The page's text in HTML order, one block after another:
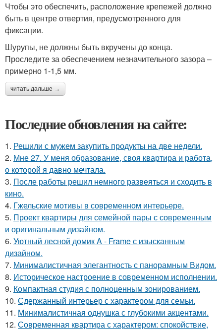
Чтобы это обеспечить, расположение крепежей должно
быть в центре отвертия, предусмотренного для
фиксации.
Шурупы, не должны быть вкручены до конца.
Проследите за обеспечением незначительного зазора –
примерно 1-1,5 мм.
читать дальше →
Последние обновления на сайте:
1. Решили с мужем закупить продукты на две недели.
2. Мне 27. У меня образование, своя квартира и работа,
о которой я давно мечтала.
3. После работы решил немного развеяться и сходить в
кино.
4. Гжельские мотивы в современном интерьере.
5. Проект квартиры для семейной пары с современным
и оригинальным дизайном.
6. Уютный лесной домик A - Frame с изысканным
дизайном.
7. Минималистичная элегантность с панорамным Видом.
8. Историческое настроение в современном исполнении.
9. Компактная студия с полноценным зонированием.
10. Сдержанный интерьер с характером для семьи.
11. Минималистичная однушка с глубокими акцентами.
12. Современная квартира с характером: спокойствие,